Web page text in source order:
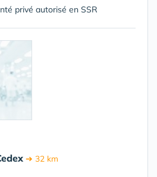
privé autorisé en SSR
➔ 32 km